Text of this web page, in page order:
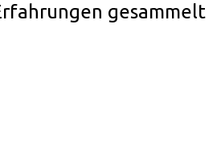
gesammelt